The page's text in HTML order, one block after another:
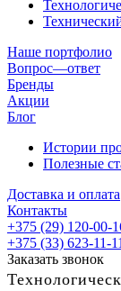
Наше портфолио
Вопрос—ответ
Бренды
Акции
Блог
Истории
Полезные
Доставка и оплата
Контакты
+375 (29) 120-00-
+375 (33) 623-11-11
Заказать звонок